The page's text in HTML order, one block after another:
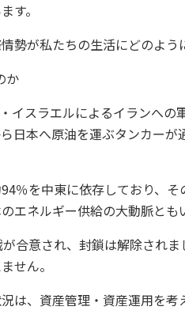
す。
勢が私たちの生活にどのよう
か
イスラエルによるイランへの
日本へ原油を運ぶタンカー
％を中東に依存しており、そ
エネルギー供給の大動脈とも
合意され、封鎖は解除され
せん。
は、資産管理・資産運用を考